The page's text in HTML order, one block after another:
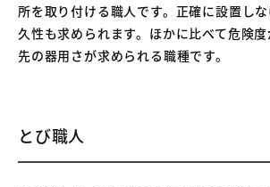
所を取り付ける職人です。正確に設置し
久性も求められます。ほかに比べて危険
先の器用さが求められる職種です。
​とび職人